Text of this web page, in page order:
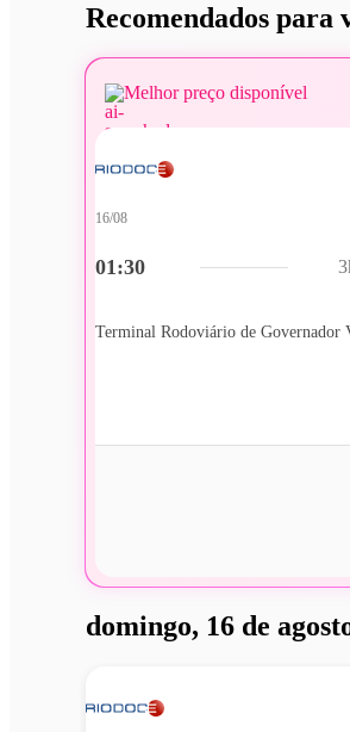
Recomendados para
Melhor preço disponível
01:30
16/08
domingo, 16 de